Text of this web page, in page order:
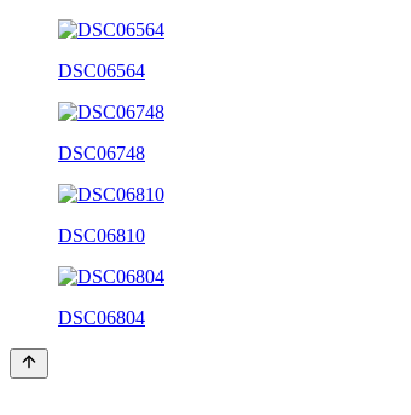
DSC06564
DSC06748
DSC06810
DSC06804